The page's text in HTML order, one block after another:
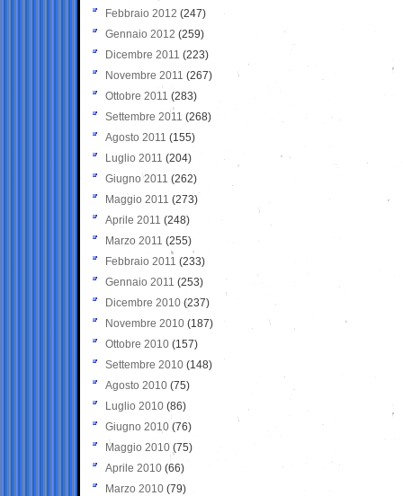
Febbraio 2012 (247)
Gennaio 2012 (259)
Dicembre 2011 (223)
Novembre 2011 (267)
Ottobre 2011 (283)
Settembre 2011 (268)
Agosto 2011 (155)
Luglio 2011 (204)
Giugno 2011 (262)
Maggio 2011 (273)
Aprile 2011 (248)
Marzo 2011 (255)
Febbraio 2011 (233)
Gennaio 2011 (253)
Dicembre 2010 (237)
Novembre 2010 (187)
Ottobre 2010 (157)
Settembre 2010 (148)
Agosto 2010 (75)
Luglio 2010 (86)
Giugno 2010 (76)
Maggio 2010 (75)
Aprile 2010 (66)
Marzo 2010 (79)